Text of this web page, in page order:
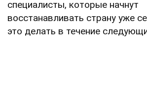
специалисты, которые начнут
восстанавливать страну уже
это делать в течение